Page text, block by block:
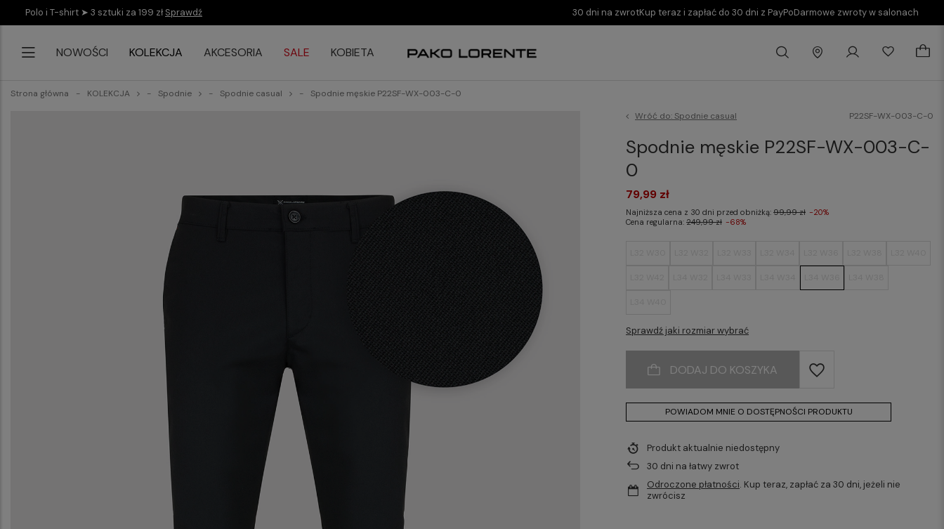
Polo i T-shirt ➤ 3 sztuki za 199 zł Sprawdź 30 dni na zwrotKup teraz i zapłać do 30 dni z PayPoDarmowe zwroty w salonach
NOWOŚCI KOLEKCJA AKCESORIA SALE KOBIETA
Strona główna KOLEKCJA Spodnie Spodnie casual
Spodnie męskie P22SF-WX-003-C-0
Wróć do:Spodnie casual P22SF-WX-003-C-0
Spodnie męskie P22SF-WX-003-C-
0
Sprawdź jaki rozmiar wybrać
79,99 zł
Najniższa cena z 30 dni przed obniżką:99,99 zł -20%
Cena regularna:249,99 zł -68%
DODAJ DO KOSZYKA
POWIADOM MNIE O DOSTĘPNOŚCI PRODUKTU
Produkt aktualnie niedostępny
30 dni na łatwy zwrot
Odroczone płatności. Kup teraz, zapłać za 30 dni, jeżeli nie
zwrócisz